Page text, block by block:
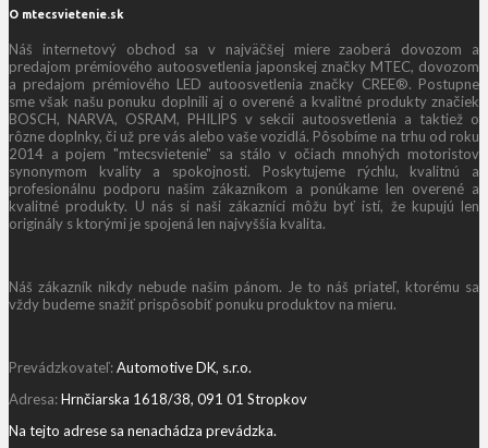
O mtecsvietenie.sk
Náš internetový obchod sa v najväčšej miere zaoberá dovozom a
predajom prémiového autoosvetlenia japonskej značky MTEC, dovozom
a predajom prémiového LED autoosvetlenia značky CREE®. Postupne
sme však našu ponuku doplnili aj o overené a kvalitné produkty značiek
BOSCH, NARVA, OSRAM, PHILIPS v sekcii autoosvetlenia a taktiež o
rôzne doplnky, či už pre vás alebo vaše vozidlá. Pôsobíme na trhu od roku
2014 a pojem "mtecsvietenie" sa stálo v očiach mnohých motoristov
synonymom kvality a spokojnosti. Poskytujeme rýchlu, kvalitnú a
profesionálnu podporu našim zákazníkom a ponúkame len overené a
kvalitné produkty. U nás si naši zákazníci môžu byť istí, že kupujú len
originály s ktorými je spojená len najvyššia kvalita.
Náš zákazník nikdy nebude našim pánom. Je to náš priateľ, ktorému sa
vždy budeme snažiť prispôsobiť ponuku produktov na mieru.
Prevádzkovateľ:Automotive DK, s.r.o.
Adresa:Hrnčiarska 1618/38, 091 01 Stropkov
Na tejto adrese sa nenachádza prevádzka.